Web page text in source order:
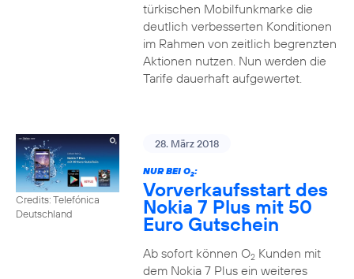
türkischen Mobilfunkmarke die
deutlich verbesserten Konditionen
im Rahmen von zeitlich begrenzten
Aktionen nutzen. Nun werden die
Tarife dauerhaft aufgewertet.
Credits: Telefónica
Deutschland
28. März 2018
NUR BEI O2:
Vorverkaufsstart des
Nokia 7 Plus mit 50
Euro Gutschein
Ab sofort können O2Kunden mit
dem Nokia 7 Plus ein weiteres